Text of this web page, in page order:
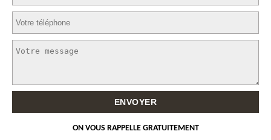
ON VOUS RAPPELLE GRATUITEMENT